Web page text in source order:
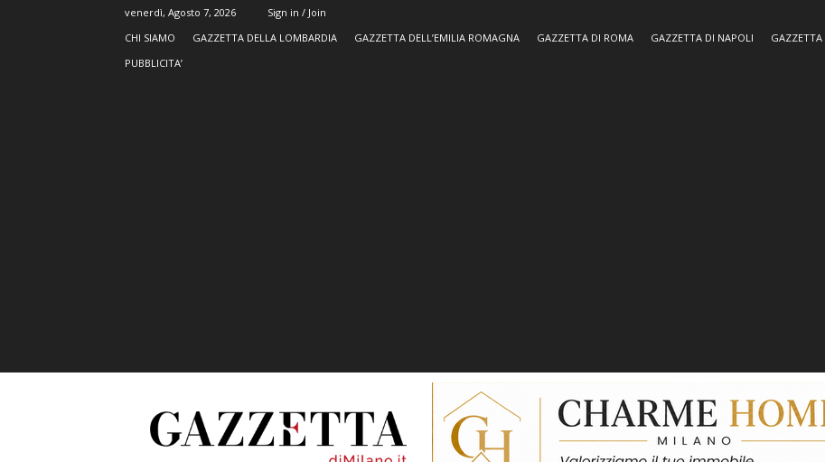
venerdì, Agosto 7, 2026
Sign in / Join
CHI SIAMO
GAZZETTA DELLA LOMBARDIA GAZZETTA DELL’EMILIA ROMAGNA GAZZETTA DI ROMA GAZZETTA DI NAPOLI GAZZETTA
PUBBLICITA’